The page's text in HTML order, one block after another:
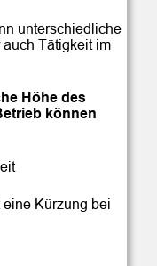
unterschiedliche
Tätigkeit im
Höhe des
können
eine Kürzung bei